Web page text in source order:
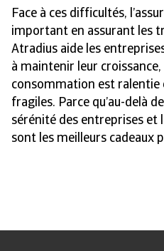
Face à ces difficultés,
important en assurant les
Atradius aide les
à maintenir leur
consommation est ralentie
fragiles. Parce qu’au-delà
sérénité des entreprises et
sont les meilleurs cadeaux